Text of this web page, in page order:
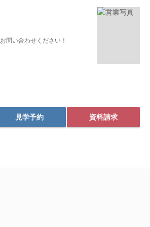
問い合わせください！
見学予約 資料請求